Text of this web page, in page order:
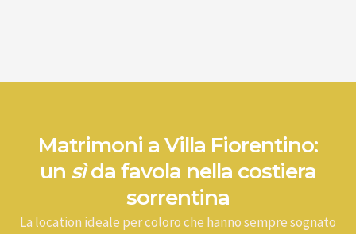
Matrimoni a Villa Fiorentino:
un sìda favola nella costiera
sorrentina
La location ideale per coloro che hanno sempre sognato